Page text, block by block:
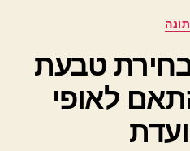
קטגוריות
בחירת טבעת
לאופי